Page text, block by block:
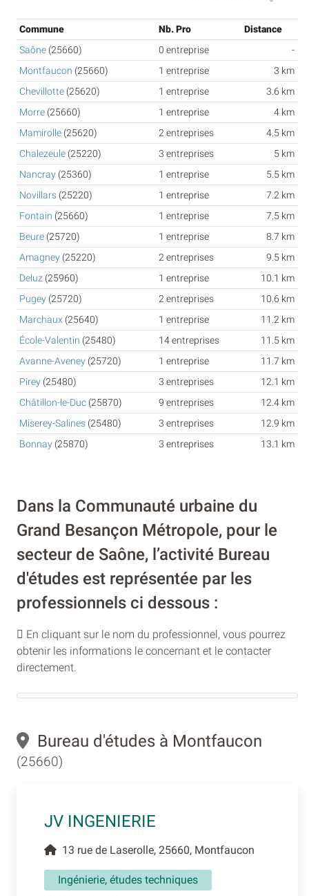
Commune Nb. Pro
Distance
Saône (25660) 0 entreprise
-
Montfaucon (25660) 1 entreprise
3 km
Chevillotte (25620) 1 entreprise
3.6 km
Morre (25660) 1 entreprise
4 km
Mamirolle (25620) 2 entreprises
4.5 km
Chalezeule (25220) 3 entreprises
5 km
Nancray (25360) 1 entreprise
5.5 km
Novillars (25220) 1 entreprise
7.2 km
Fontain (25660) 1 entreprise
7.5 km
Beure (25720) 1 entreprise
8.7 km
Amagney (25220) 2 entreprises
9.5 km
Deluz (25960) 1 entreprise
10.1 km
Pugey (25720) 2 entreprises
10.6 km
Marchaux (25640) 1 entreprise
11.2 km
École-Valentin (25480) 14 entreprises
11.5 km
Avanne-Aveney (25720) 1 entreprise
11.7 km
Pirey (25480) 3 entreprises
12.1 km
Châtillon-le-Duc (25870) 9 entreprises
12.4 km
Miserey-Salines (25480) 3 entreprises
12.9 km
Bonnay (25870) 3 entreprises 13.1 km
Dans la Communauté urbaine du
Grand Besançon Métropole, pour le
secteur de Saône, l’activité Bureau
d'études est représentée par les
professionnels ci dessous :
En cliquant sur le nom du professionnel, vous pourrez
obtenir les informations le concernant et le contacter
directement.
Bureau d'études à Montfaucon
(25660)
JV INGENIERIE
13 rue de Laserolle, 25660, Montfaucon
Ingénierie, études techniques